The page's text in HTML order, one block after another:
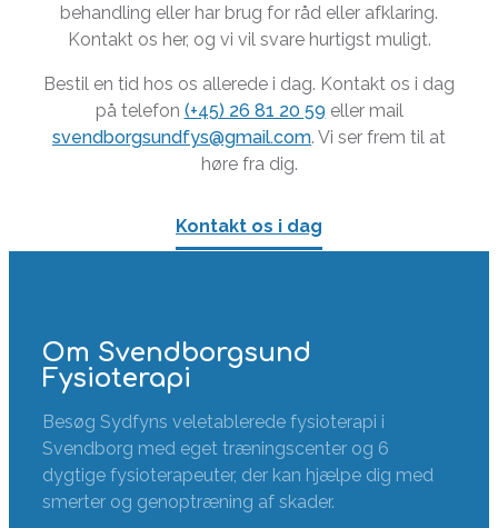
behandling eller har brug for råd eller afklaring.
Kontakt os her, og vi vil svare hurtigst muligt.
Bestil en tid hos os allerede i dag. Kontakt os i dag
på telefon (+45) 26 81 20 59 eller mail
svendborgsundfys@gmail.com. Vi ser frem til at
høre fra dig.
Kontakt os i dag
Om Svendborgsund
Fysioterapi
Besøg Sydfyns veletablerede fysioterapi i
Svendborg med eget træningscenter og 6
dygtige fysioterapeuter, der kan hjælpe dig med
smerter og genoptræning af skader.